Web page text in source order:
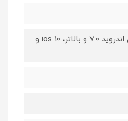
سازگار با دستگاه‌های اندروید 7.0 و بالاتر، ios 10 و